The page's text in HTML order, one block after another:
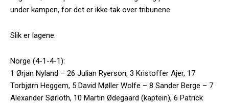
under kampen, for det er ikke tak over tribunene.
Slik er lagene:
Norge (4-1-4-1):
1 Ørjan Nyland – 26 Julian Ryerson, 3 Kristoffer Ajer, 17
Torbjørn Heggem, 5 David Møller Wolfe – 8 Sander Berge – 7
Alexander Sørloth, 10 Martin Ødegaard (kaptein), 6 Patrick